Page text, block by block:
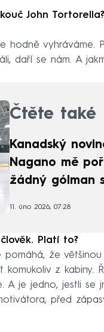
John
vyhráváme.
daří se nám. A
Čtěte také
Kanadský
Nagano mě
žádný gólman
11. úno 2026, 07:28
Platí to?
že většinou
z kabiny.
je jedno, jestli se
před